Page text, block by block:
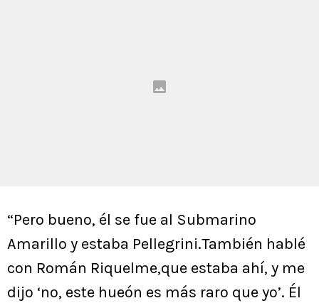
“Pero bueno, él se fue al Submarino
Amarillo y estaba Pellegrini.También hablé
con Román Riquelme,que estaba ahí, y me
dijo ‘no, este hueón es más raro que yo’. Él